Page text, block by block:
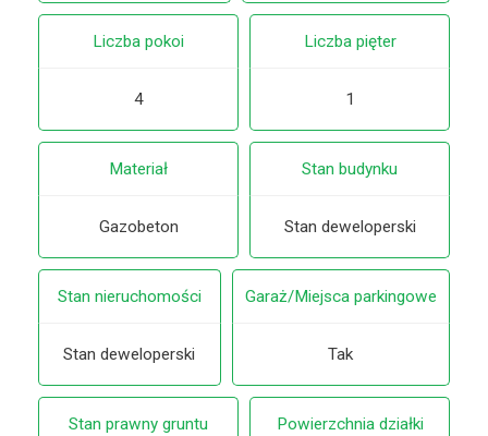
Liczba pokoi
4
Liczba pięter
1
Materiał
Gazobeton
Stan budynku
Stan deweloperski
Stan nieruchomości
Stan deweloperski
Garaż/Miejsca parkingowe
Tak
Stan prawny gruntu Powierzchnia działki